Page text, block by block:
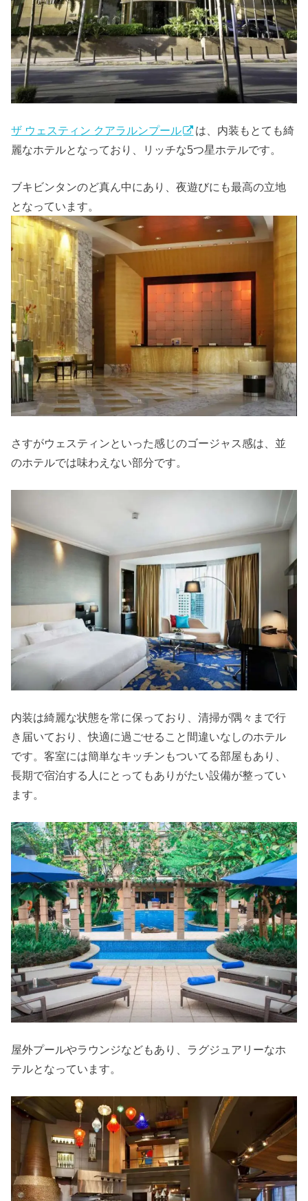
ザ ウェスティン クアラルンプール
は、内装もとても綺
麗なホテルとなっており、リッチな5つ星ホテルです。
ブキビンタンのど真ん中にあり、夜遊びにも最高の立地
となっています。
さすがウェスティンといった感じのゴージャス感は、並
のホテルでは味わえない部分です。
内装は綺麗な状態を常に保っており、清掃が隅々まで行
き届いており、快適に過ごせること間違いなしのホテル
です。客室には簡単なキッチンもついてる部屋もあり、
長期で宿泊する人にとってもありがたい設備が整ってい
ます。
屋外プールやラウンジなどもあり、ラグジュアリーなホ
テルとなっています。